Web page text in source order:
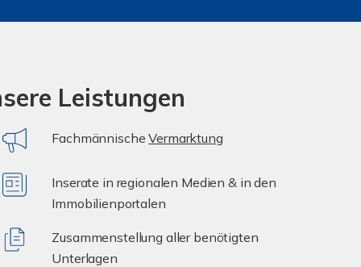
Leistungen
FachmännischeVermarktung
Inserate in regionalen Medien & in den
Immobilienportalen
Zusammenstellung aller benötigten
Unterlagen